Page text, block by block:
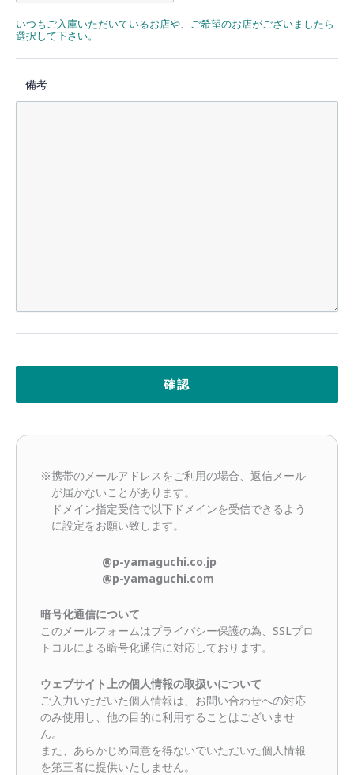
いつもご入庫いただいているお店や、ご希望のお店がございましたら
選択して下さい。
備考
※携帯のメールアドレスをご利用の場合、返信メール
が届かないことがあります。
ドメイン指定受信で以下ドメインを受信できるよう
に設定をお願い致します。
@p-yamaguchi.co.jp
@p-yamaguchi.com
暗号化通信について
このメールフォームはプライバシー保護の為、SSLプロ
トコルによる暗号化通信に対応しております。
ウェブサイト上の個人情報の取扱いについて
ご入力いただいた個人情報は、お問い合わせへの対応
のみ使用し、他の目的に利用することはございませ
ん。
また、あらかじめ同意を得ないでいただいた個人情報
を第三者に提供いたしません。